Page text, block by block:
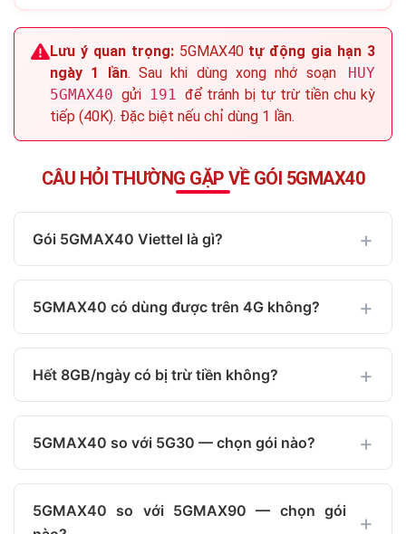
Lưu ý quan trọng:5GMAX40 tự động gia hạn 3
ngày 1 lần. Sau khi dùng xong nhớ soạn
HUY
5GMAX40 gửi 191 để tránh bị tự trừ tiền chu kỳ
tiếp (40K). Đặc biệt nếu chỉ dùng 1 lần.
CÂU HỎI THƯỜNG GẶP VỀ GÓI 5GMAX40
Gói 5GMAX40 Viettel là gì?
5GMAX40 có dùng được trên 4G không?
Hết 8GB/ngày có bị trừ tiền không?
5GMAX40 so với 5G30 — chọn gói nào?
5GMAX40 so với 5GMAX90 — chọn gói